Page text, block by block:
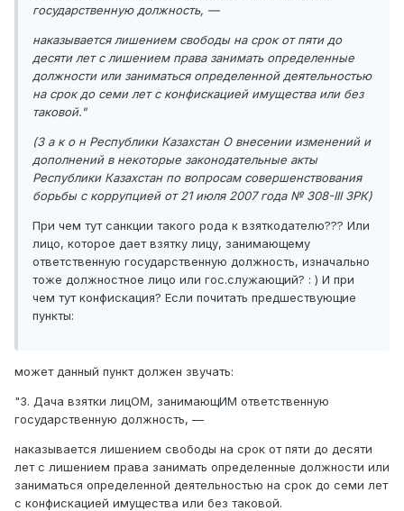
государственную должность, —
наказывается лишением свободы на срок от пяти до
десяти лет с лишением права занимать определенные
должности или заниматься определенной деятельностью
на срок до семи лет с конфискацией имущества или без
таковой."
(З а к о н Республики Казахстан О внесении изменений и
дополнений в некоторые законодательные акты
Республики Казахстан по вопросам совершенствования
борьбы с коррупцией от 21 июля 2007 года № 308-III ЗРК)
При чем тут санкции такого рода к взяткодателю??? Или
лицо, которое дает взятку лицу, занимающему
ответственную государственную должность, изначально
тоже должностное лицо или гос.служающий? : ) И при
чем тут конфискация? Если почитать предшествующие
пункты:
может данный пункт должен звучать:
"3. Дача взятки лицОМ, занимающИМ ответственную
государственную должность, —
наказывается лишением свободы на срок от пяти до десяти
лет с лишением права занимать определенные должности или
заниматься определенной деятельностью на срок до семи лет
с конфискацией имущества или без таковой.